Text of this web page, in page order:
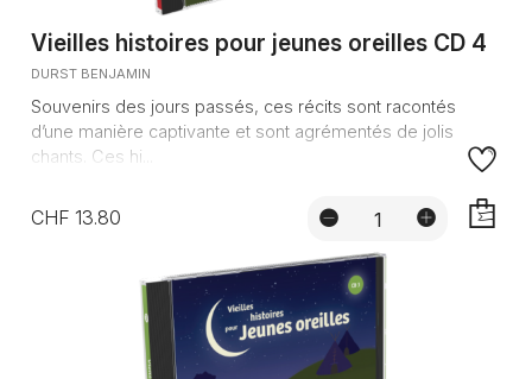
Vieilles histoires pour jeunes oreilles CD 4
DURST BENJAMIN
Souvenirs des jours passés, ces récits sont racontés
d’une manière captivante et sont agrémentés de jolis
chants. Ces hi...
CHF 13.80